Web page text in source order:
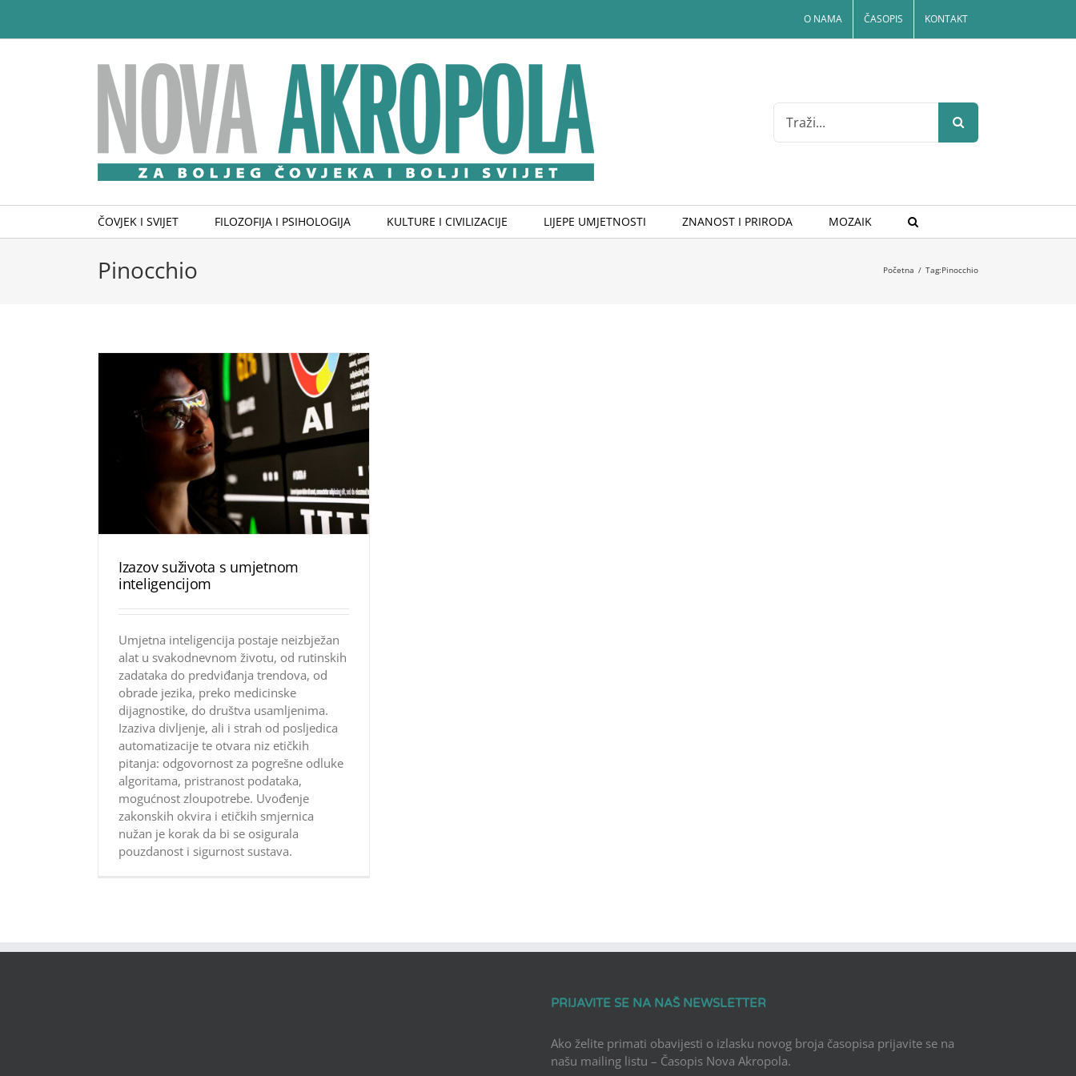
content
O NAMA ČASOPIS KONTAKT
Search
for:
ČOVJEK I SVIJET FILOZOFIJA I PSIHOLOGIJA KULTURE I CIVILIZACIJE LIJEPE UMJETNOSTI ZNANOST I PRIRODA MOZAIK
Pinocchio Početna / Tag:Pinocchio
Izazov suživota s umjetnom
inteligencijom
Umjetna inteligencija postaje neizbježan
alat u svakodnevnom životu, od rutinskih
zadataka do predviđanja trendova, od
obrade jezika, preko medicinske
dijagnostike, do društva usamljenima.
Izaziva divljenje, ali i strah od posljedica
automatizacije te otvara niz etičkih
pitanja: odgovornost za pogrešne odluke
algoritama, pristranost podataka,
mogućnost zloupotrebe. Uvođenje
zakonskih okvira i etičkih smjernica
nužan je korak da bi se osigurala
pouzdanost i sigurnost sustava.
PRIJAVITE SE NA NAŠ NEWSLETTER
Ako želite primati obavijesti o izlasku novog broja časopisa prijavite se na
našu mailing listu – Časopis Nova Akropola.